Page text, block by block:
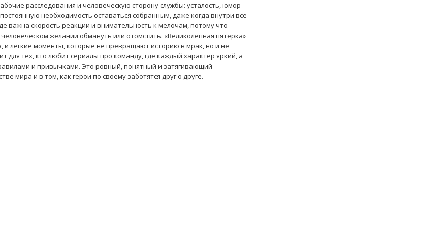
расследования и человеческую сторону службы: усталость, юмор
необходимость оставаться собранным, даже когда внутри все
важна скорость реакции и внимательность к мелочам, потому что
желании обмануть или отомстить. «Великолепная пятёрка»
и легкие моменты, которые не превращают историю в мрак, но и не
для тех, кто любит сериалы про команду, где каждый характер яркий, а
и привычками. Это ровный, понятный и затягивающий
мира и в том, как герои по своему заботятся друг о друге.